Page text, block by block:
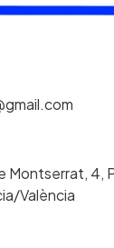
Montserrat, 4,
València